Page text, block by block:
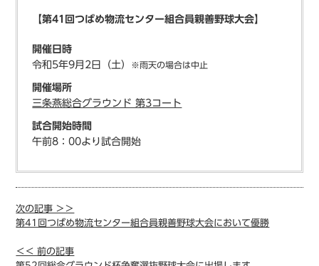
【第41回つばめ物流センター組合員親善野球大会】
開催日時
令和5年9月2日（土）
※雨天の場合は中止
開催場所
三条燕総合グラウンド 第3コート
試合開始時間
午前8：00より試合開始
次の記事 ＞＞
第41回つばめ物流センター組合員親善野球大会において優勝
＜＜ 前の記事